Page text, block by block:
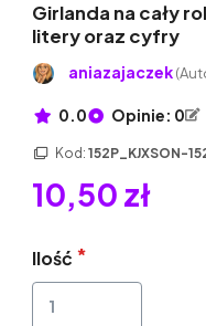
Girlanda na cały
litery oraz cyfry
aniazajaczek
0.0 Opinie: 0
Kod: 152P_KJXSON-
10,50 zł
Ilość